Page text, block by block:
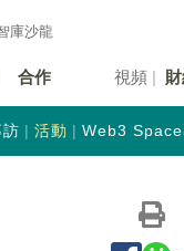
庫沙龍
合作 視頻
活動 Web3 Space